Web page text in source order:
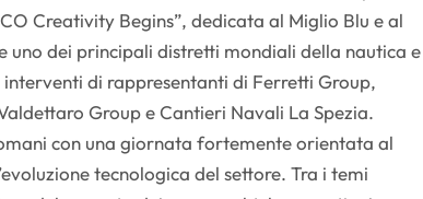
Creativity Begins”, dedicata al Miglio Blu e al
uno dei principali distretti mondiali della nautica e
di rappresentanti di Ferretti Group,
Group e Cantieri Navali La Spezia.
con una giornata fortemente orientata al
tecnologica del settore. Tra i temi